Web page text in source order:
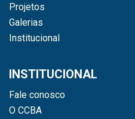
Projetos
Galerias
Institucional
INSTITUCIONAL
Fale conosco
O CCBA